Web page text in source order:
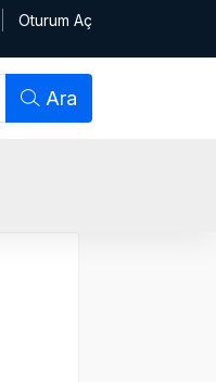
Oturum Aç
Ara